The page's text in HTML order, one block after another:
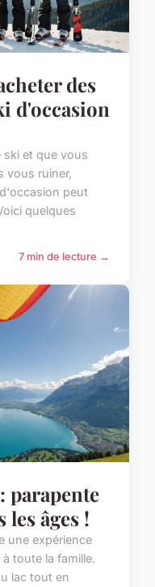
des
d'occasion
ski et que vous
vous ruiner,
peut
quelques
7 min de lecture →
parapente
les âges !
une expérience
toute la famille.
lac tout en